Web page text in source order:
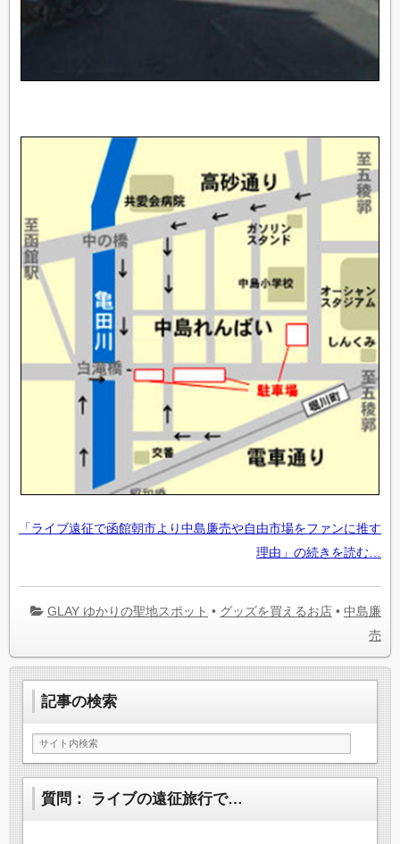
「ライブ遠征で函館朝市より中島廉売や自由市場をファンに推す
理由」の続きを読む…
GLAY ゆかりの聖地スポット • グッズを買えるお店 • 中島廉
売
記事の検索
質問： ライブの遠征旅行で…